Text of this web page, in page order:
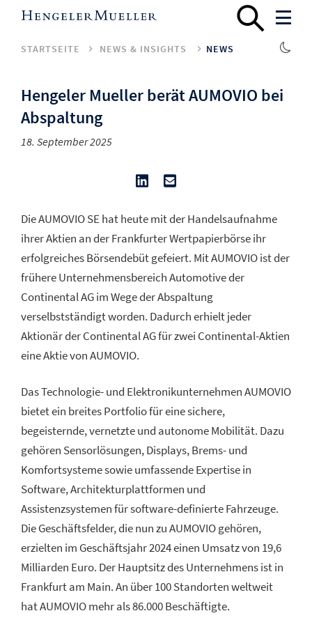
STARTSEITE NEWS & INSIGHTS NEWS
Hengeler Mueller berät AUMOVIO bei
Abspaltung
18. September 2025
Die AUMOVIO SE hat heute mit der Handelsaufnahme
ihrer Aktien an der Frankfurter Wertpapierbörse ihr
erfolgreiches Börsendebüt gefeiert. Mit AUMOVIO ist der
frühere Unternehmensbereich Automotive der
Continental AG im Wege der Abspaltung
verselbstständigt worden. Dadurch erhielt jeder
Aktionär der Continental AG für zwei Continental-Aktien
eine Aktie von AUMOVIO.
Das Technologie- und Elektronikunternehmen AUMOVIO
bietet ein breites Portfolio für eine sichere,
begeisternde, vernetzte und autonome Mobilität. Dazu
gehören Sensorlösungen, Displays, Brems- und
Komfortsysteme sowie umfassende Expertise in
Software, Architekturplattformen und
Assistenzsystemen für software-definierte Fahrzeuge.
Die Geschäftsfelder, die nun zu AUMOVIO gehören,
erzielten im Geschäftsjahr 2024 einen Umsatz von 19,6
Milliarden Euro. Der Hauptsitz des Unternehmens ist in
Frankfurt am Main. An über 100 Standorten weltweit
hat AUMOVIO mehr als 86.000 Beschäftigte.